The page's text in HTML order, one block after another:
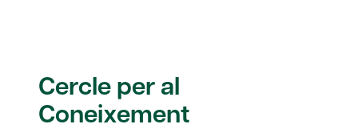
Cercle per al
Coneixement